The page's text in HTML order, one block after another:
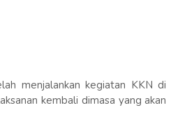
menjalankan kegiatan KKN di
kembali dimasa yang akan